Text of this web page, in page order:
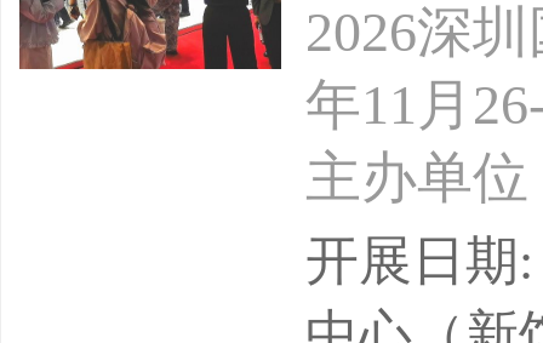
2026深
年11月
主办单
承办单
我国经
开展日期